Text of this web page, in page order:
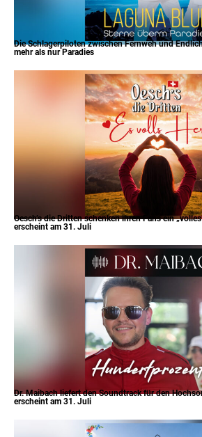
Die Schlagerpiloten zwischen Fernweh und
mehr als nur Paradies
Oesch’s die Dritten schenken ihren Fans ein
erscheint am 31. Juli
Dr. Maibach liefert den Soundtrack für den
erscheint am 31. Juli